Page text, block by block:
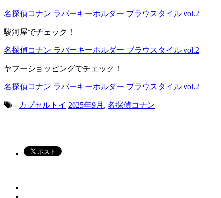
名探偵コナン ラバーキーホルダー ブラウスタイル vol.2
駿河屋でチェック！
名探偵コナン ラバーキーホルダー ブラウスタイル vol.2
ヤフーショッピングでチェック！
名探偵コナン ラバーキーホルダー ブラウスタイル vol.2
- カプセルトイ 2025年9月 , 名探偵コナン